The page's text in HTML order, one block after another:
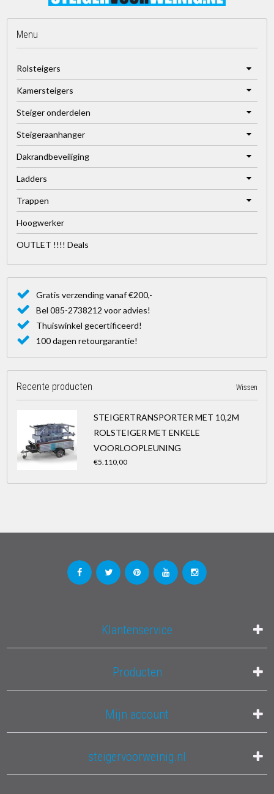
Menu
Rolsteigers
Kamersteigers
Steiger onderdelen
Steigeraanhanger
Dakrandbeveiliging
Ladders
Trappen
Hoogwerker
OUTLET !!!! Deals
Gratis verzending vanaf €200,-
Bel 085-2738212 voor advies!
Thuiswinkel gecertificeerd!
100 dagen retourgarantie!
Recente producten Wissen
STEIGERTRANSPORTER MET 10,2M
ROLSTEIGER MET ENKELE
VOORLOOPLEUNING
€5.110,00
Klantenservice
Producten
Mijn account
steigervoorweinig.nl